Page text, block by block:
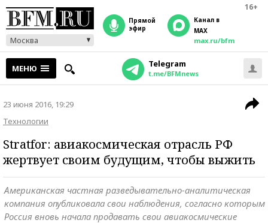
16+
Москва
прямой
эфир
Канал в
MAX
max.ru/bfm
МЕНЮ Telegram
t.me/BFMnews
23 июня 2016, 19:29
Технологии
Stratfor: авиакосмическая отрасль РФ
жертвует своим будущим, чтобы выжить
Американская частная разведывательно-аналитическая
компания опубликовала свои наблюдения, согласно которым
Россия вновь начала продавать свои авиакосмические